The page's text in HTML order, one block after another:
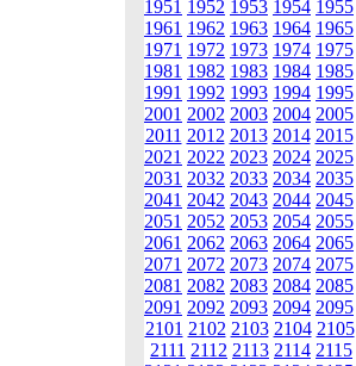
1951 1952 1953 1954 1955
1961 1962 1963 1964 1965
1971 1972 1973 1974 1975
1981 1982 1983 1984 1985
1991 1992 1993 1994 1995
2001 2002 2003 2004 2005
2011 2012 2013 2014 2015
2021 2022 2023 2024 2025
2031 2032 2033 2034 2035
2041 2042 2043 2044 2045
2051 2052 2053 2054 2055
2061 2062 2063 2064 2065
2071 2072 2073 2074 2075
2081 2082 2083 2084 2085
2091 2092 2093 2094 2095
2101 2102 2103 2104 2105
2111 2112 2113 2114 2115